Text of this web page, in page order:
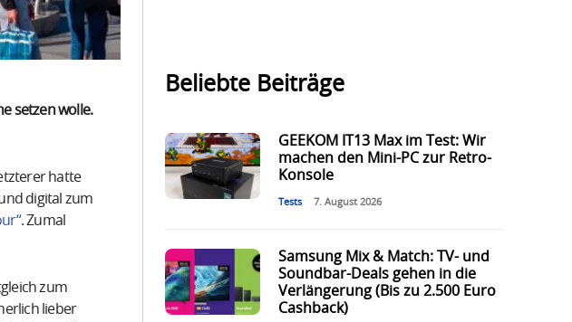
setzen wolle.
hatte
digital zum
. Zumal
zum
lieber
Beliebte Beiträge
GEEKOM IT13 Max im Test: Wir
machen den Mini-PC zur Retro-
Konsole
Tests 7. August 2026
Samsung Mix & Match: TV- und
Soundbar-Deals gehen in die
Verlängerung (Bis zu 2.500 Euro
Cashback)